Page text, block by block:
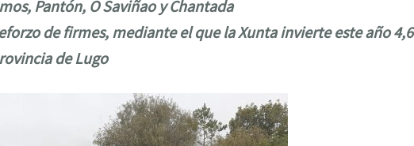
Pantón, O Saviñao y Chantada
de firmes, mediante el que la Xunta invierte este año 4,6
de Lugo